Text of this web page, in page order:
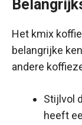
Het kmix
belangrijke
andere
Stijlvol
heeft